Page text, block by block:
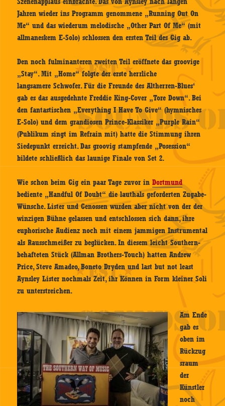
Jahren wieder ins Programm genommene „Running Out On
Me“ und das wiederum melodische „Other Part Of Me“ (mit
allmaneskem E-Solo) schlossen den ersten Teil des Gig ab.
Den noch fulminanteren zweiten Teil eröffnete das groovige
„Stay“. Mit „Home“ folgte der erste herrliche
langsamere Schwofer. Für die Freunde des Altherren-Blues‘
gab es das ausgedehnte Freddie King-Cover „Tore Down“. Bei
den fantastischen „Everything I Have To Give“ (hymnisches
E-Solo) und dem grandiosen Prince-Klassiker „Purple Rain“
(Publikum singt im Refrain mit) hatte die Stimmung ihren
Siedepunkt erreicht. Das groovig stampfende „Posession“
bildete schließlich das launige Finale von Set 2.
Wie schon beim Gig ein paar Tage zuvor inDortmund
bediente „Handful Of Doubt“ die lauthals geforderten Zugabe-
Wünsche. Lister und Genossen wurden aber nicht von der der
winzigen Bühne gelassen und entschlossen sich dann, ihre
euphorische Audienz noch mit einem jammigen Instrumental
als Rausschmeißer zu beglücken. In diesem leicht Southern-
behafteten Stück (Allman Brothers-Touch) hatten Andrew
Price, Steve Amadeo, Boneto Dryden und last but not least
Aynsley Lister nochmals Zeit, ihr Können in Form kleiner Soli
zu unterstreichen.
Am Ende
gab es
oben im
Rückzug
sraum
der
Künstler
noch